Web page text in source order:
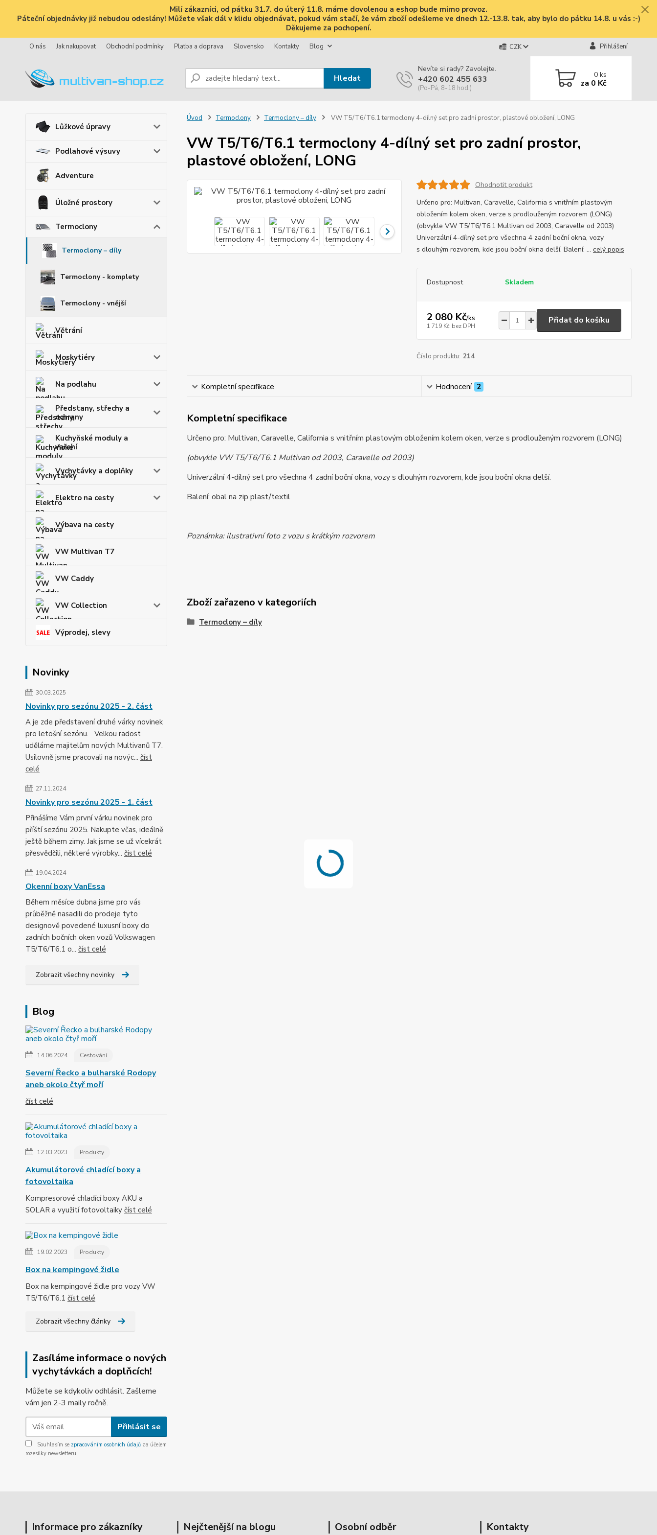
Milí zákazníci, od pátku 31.7. do úterý 11.8. máme dovolenou a eshop bude mimo provoz.
Páteční objednávky již nebudou odeslány! Můžete však dál v klidu objednávat, pokud vám stačí, že vám zboží odešleme ve dnech 12.-13.8. tak, aby bylo do pátku 14.8. u vás :-)
Děkujeme za pochopení.
O nás Jak nakupovat Obchodní podmínky Platba a doprava Slovensko Kontakty Blog CZK Přihlášení
Hledat
Nevíte si rady? Zavolejte.
+420 602 455 633
(Po-Pá, 8-18 hod.)
0ks
za 0 Kč
Lůžkové úpravy
Podlahové výsuvy
Adventure
Úložné prostory
Termoclony
Termoclony – díly
Termoclony - komplety
Termoclony - vnější
Větrání
Moskytiéry
Na podlahu
Předstany, střechy a
ochrany
Kuchyňské moduly a
vaření
Vychytávky a doplňky
Elektro na cesty
Výbava na cesty
VW Multivan T7
VW Caddy
VW Collection
Výprodej, slevy
Novinky
30.03.2025
Novinky pro sezónu 2025 - 2. část
A je zde představení druhé várky novinek
pro letošní sezónu. Velkou radost
uděláme majitelům nových Multivanů T7.
Usilovně jsme pracovali na novýc... číst
celé
27.11.2024
Novinky pro sezónu 2025 - 1. část
Přinášíme Vám první várku novinek pro
příští sezónu 2025. Nakupte včas, ideálně
ještě během zimy. Jak jsme se už vícekrát
přesvědčili, některé výrobky... číst celé
19.04.2024
Okenní boxy VanEssa
Během měsíce dubna jsme pro vás
průběžně nasadili do prodeje tyto
designově povedené luxusní boxy do
zadních bočních oken vozů Volkswagen
T5/T6/T6.1 o... číst celé
Zobrazit všechny novinky
Blog
14.06.2024 Cestování
Severní Řecko a bulharské Rodopy
aneb okolo čtyř moří
číst celé
12.03.2023 Produkty
Akumulátorové chladící boxy a
fotovoltaika
Kompresorové chladící boxy AKU a
SOLAR a využití fotovoltaiky číst celé
19.02.2023 Produkty
Box na kempingové židle
Box na kempingové židle pro vozy VW
T5/T6/T6.1 číst celé
Zobrazit všechny články
Zasíláme informace o nových
vychytávkách a doplňcích!
Můžete se kdykoliv odhlásit. Zašleme
vám jen 2-3 maily ročně.
Přihlásit se
Souhlasím se zpracováním osobních údajů za účelem
rozesílky newsletteru.
Úvod Termoclony Termoclony – díly VW T5/T6/T6.1 termoclony 4-dílný set pro zadní prostor, plastové obložení, LONG
VW T5/T6/T6.1 termoclony 4-dílný set pro zadní prostor,
plastové obložení, LONG
Ohodnotit produkt
Určeno pro: Multivan, Caravelle, California s vnitřním plastovým
obložením kolem oken, verze s prodlouženým rozvorem (LONG)
(obvykle VW T5/T6/T6.1 Multivan od 2003, Caravelle od 2003)
Univerzální 4-dílný set pro všechna 4 zadní boční okna, vozy
s dlouhým rozvorem, kde jsou boční okna delší. Balení: ... celý popis
Dostupnost Skladem
2 080 Kč/ks
1 719 Kč bez DPH
Přidat do košíku
Číslo produktu: 214
Kompletní specifikace Hodnocení 2
Kompletní specifikace
Určeno pro: Multivan, Caravelle, California s vnitřním plastovým obložením kolem oken, verze s prodlouženým rozvorem (LONG)
(obvykle VW T5/T6/T6.1 Multivan od 2003, Caravelle od 2003)
Univerzální 4-dílný set pro všechna 4 zadní boční okna, vozy s dlouhým rozvorem, kde jsou boční okna delší.
Balení: obal na zip plast/textil
Poznámka: ilustrativní foto z vozu s krátkým rozvorem
Zboží zařazeno v kategoriích
Termoclony – díly
Informace pro zákazníky Nejčtenější na blogu Osobní odběr Kontakty